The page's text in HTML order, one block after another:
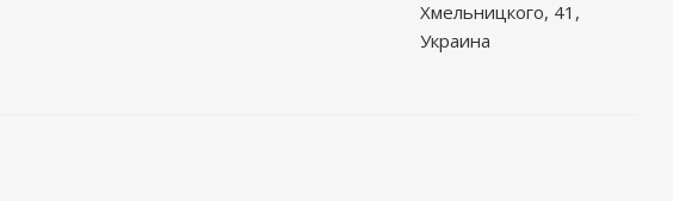
Хмельницкого, 41,
Украина